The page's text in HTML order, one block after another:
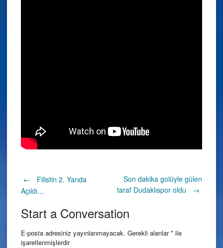
Post
navigation
←
Filistin 2. Yarıda
Açıldı…
Son dakika golüyle gülen
taraf Dudaklıspor oldu
→
Start a Conversation
E-posta adresiniz yayınlanmayacak. Gerekli alanlar* ile
işaretlenmişlerdir